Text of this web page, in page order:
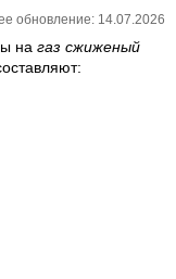
обновление: 14.07.2026
на газ сжиженый